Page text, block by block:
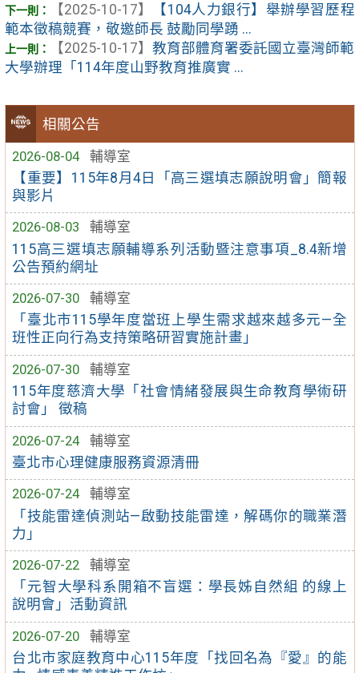
相關公告
2026-08-04
輔導室
【重要】115年8月4日「高三選填志願說明會」簡報
與影片
2026-08-03
輔導室
115高三選填志願輔導系列活動暨注意事項_8.4新增
公告預約網址
2026-07-30
輔導室
「臺北市115學年度當班上學生需求越來越多元—全
班性正向行為支持策略研習實施計畫」
2026-07-30
輔導室
115年度慈濟大學「社會情緒發展與生命教育學術研
討會」 徵稿
2026-07-24
輔導室
臺北市心理健康服務資源清冊
2026-07-24
輔導室
「技能雷達偵測站—啟動技能雷達，解碼你的職業潛
力」
2026-07-22
輔導室
「元智大學科系開箱不盲選：學長姊自然組 的線上
說明會」活動資訊
2026-07-20
輔導室
台北市家庭教育中心115年度「找回名為『愛』的能
【2025-10-17】
【104人力銀行】舉辦學習歷程
範本徵稿競賽，敬邀師長 鼓勵同學踴 ...
【2025-10-17】 教育部體育署委託國立臺灣師範
大學辦理「114年度山野教育推廣實 ...